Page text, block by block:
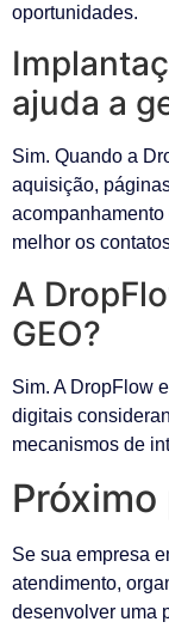
oportunidades.
ajuda a
Sim. Quando a
aquisição,
melhor os
A
GEO?
Sim. A DropFlow
digitais
mecanismos de
Se sua empresa
atendimento,
desenvolver uma